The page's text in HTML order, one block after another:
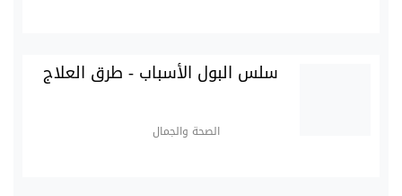
سلس البول الأسباب - طرق العلاج
الصحة والجمال